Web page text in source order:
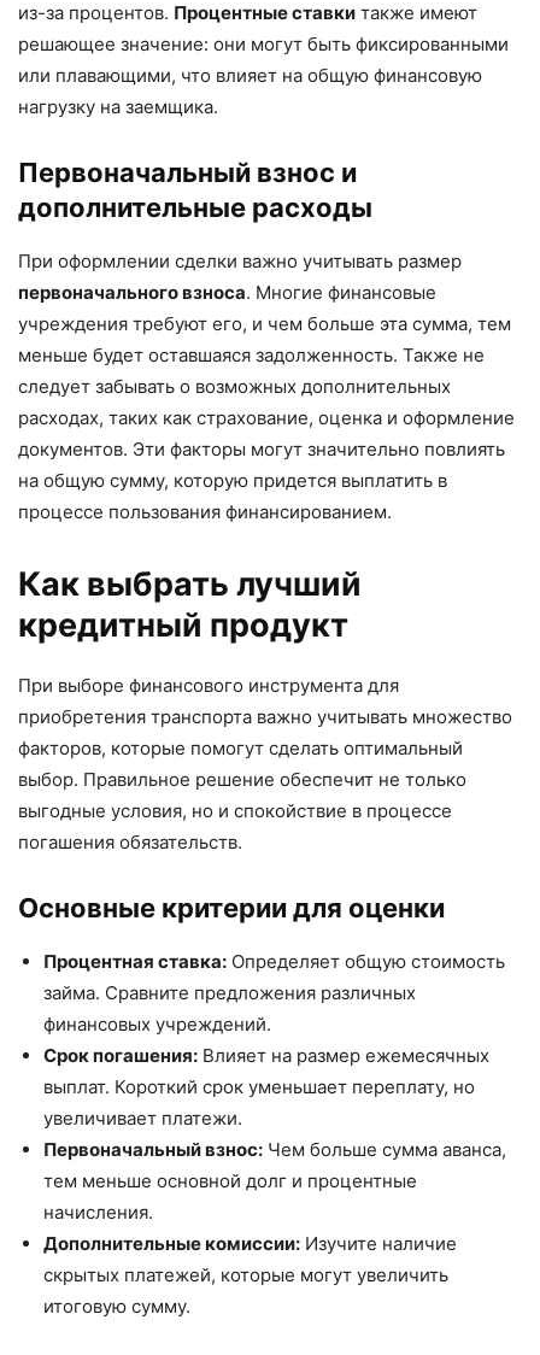
из-за процентов. Процентные ставки также имеют
решающее значение: они могут быть фиксированными
или плавающими, что влияет на общую финансовую
нагрузку на заемщика.
Первоначальный взнос и
дополнительные расходы
При оформлении сделки важно учитывать размер
первоначального взноса. Многие финансовые
учреждения требуют его, и чем больше эта сумма, тем
меньше будет оставшаяся задолженность. Также не
следует забывать о возможных дополнительных
расходах, таких как страхование, оценка и оформление
документов. Эти факторы могут значительно повлиять
на общую сумму, которую придется выплатить в
процессе пользования финансированием.
Как выбрать лучший
кредитный продукт
При выборе финансового инструмента для
приобретения транспорта важно учитывать множество
факторов, которые помогут сделать оптимальный
выбор. Правильное решение обеспечит не только
выгодные условия, но и спокойствие в процессе
погашения обязательств.
Основные критерии для оценки
Процентная ставка: Определяет общую стоимость
займа. Сравните предложения различных
финансовых учреждений.
Срок погашения: Влияет на размер ежемесячных
выплат. Короткий срок уменьшает переплату, но
увеличивает платежи.
Первоначальный взнос: Чем больше сумма аванса,
тем меньше основной долг и процентные
начисления.
Дополнительные комиссии: Изучите наличие
скрытых платежей, которые могут увеличить
итоговую сумму.